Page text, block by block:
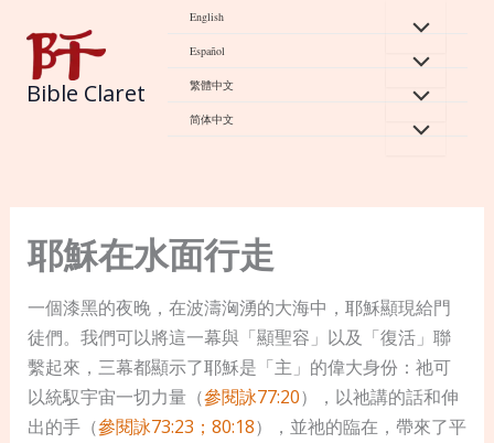
content
Bible Claret
English
Español
繁體中文
简体中文
耶穌在水面行走
一個漆黑的夜晚，在波濤洶湧的大海中，耶穌顯現給門
徒們。我們可以將這一幕與「顯聖容」以及「復活」聯
繫起來，三幕都顯示了耶穌是「主」的偉大身份：祂可
以統馭宇宙一切力量（參閱詠77:20），以祂講的話和伸
出的手（參閱詠73:23；80:18），並祂的臨在，帶來了平